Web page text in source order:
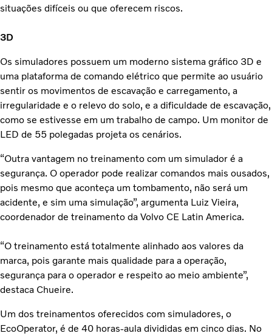
situações difíceis ou que oferecem riscos.
3D
Os simuladores possuem um moderno sistema gráfico 3D e
uma plataforma de comando elétrico que permite ao usuário
sentir os movimentos de escavação e carregamento, a
irregularidade e o relevo do solo, e a dificuldade de escavação,
como se estivesse em um trabalho de campo. Um monitor de
LED de 55 polegadas projeta os cenários.
“Outra vantagem no treinamento com um simulador é a
segurança. O operador pode realizar comandos mais ousados,
pois mesmo que aconteça um tombamento, não será um
acidente, e sim uma simulação”, argumenta Luiz Vieira,
coordenador de treinamento da Volvo CE Latin America.
“O treinamento está totalmente alinhado aos valores da
marca, pois garante mais qualidade para a operação,
segurança para o operador e respeito ao meio ambiente”,
destaca Chueire.
Um dos treinamentos oferecidos com simuladores, o
EcoOperator, é de 40 horas-aula divididas em cinco dias. No